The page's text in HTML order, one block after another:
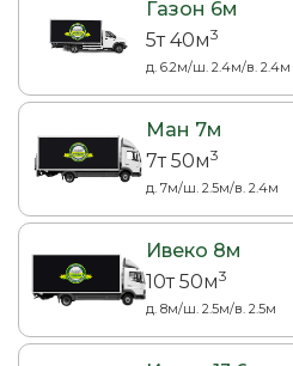
Газон 6м
5т 40м3
д. 6.2м/ш. 2.4м/в. 2.4м
Ман 7м
7т 50м3
д. 7м/ш. 2.5м/в. 2.4м
Ивеко 8м
10т 50м3
д. 8м/ш. 2.5м/в. 2.5м